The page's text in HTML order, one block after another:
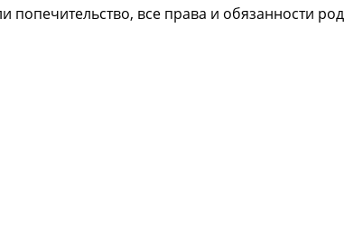
все права и обязанности